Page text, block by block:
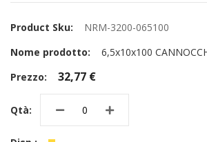
NRM-3200-065100
6,5x10x100
32,77 €